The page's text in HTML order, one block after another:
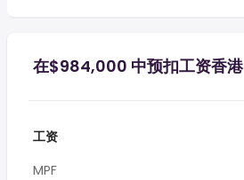
在$984,000 中预扣工资香港
工资
MPF